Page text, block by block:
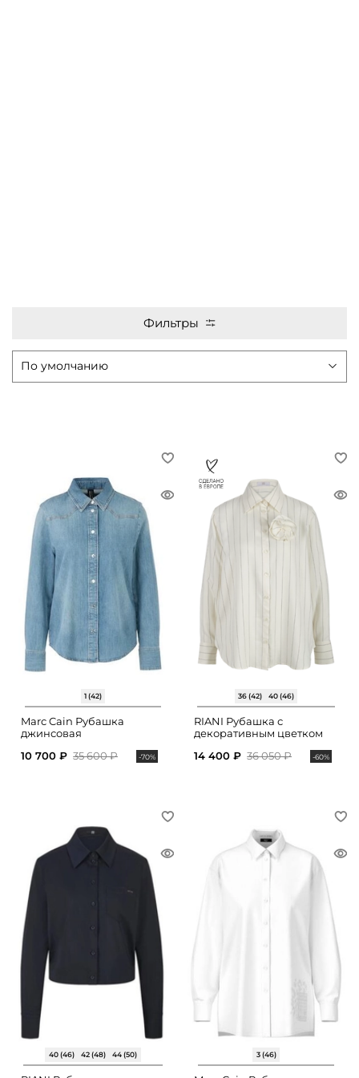
Фильтры
1 (42)
Marc Cain Рубашка
джинсовая
10 700 ₽ 35 600 ₽ -70%
36 (42) 40 (46)
RIANI Рубашка с
декоративным цветком
14 400 ₽ 36 050 ₽ -60%
40 (46) 42 (48) 44 (50) 3 (46)